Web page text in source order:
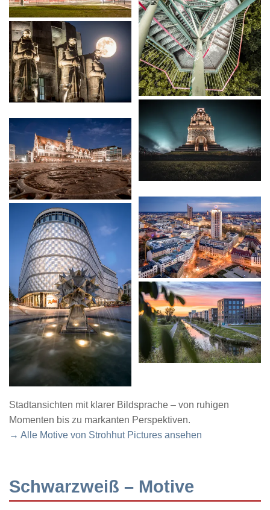
Stadtansichten mit klarer Bildsprache – von ruhigen
Momenten bis zu markanten Perspektiven.
→ Alle Motive von Strohhut Pictures ansehen
Schwarzweiß – Motive